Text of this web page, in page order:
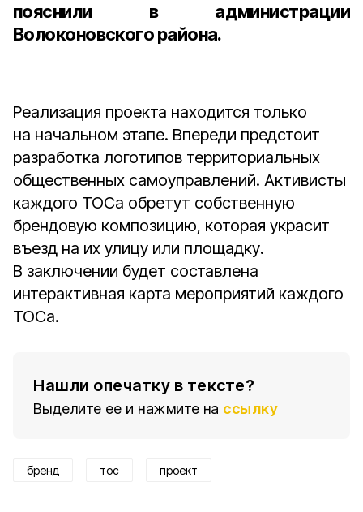
пояснили в администрации
Волоконовского района.
Реализация проекта находится только
на начальном этапе. Впереди предстоит
разработка логотипов территориальных
общественных самоуправлений. Активисты
каждого ТОСа обретут собственную
брендовую композицию, которая украсит
въезд на их улицу или площадку.
В заключении будет составлена
интерактивная карта мероприятий каждого
ТОСа.
Нашли опечатку в тексте?
Выделите ее и нажмите на ссылку
бренд тос проект